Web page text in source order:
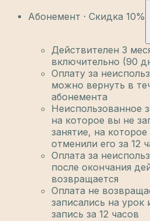
Абонемент · Скидка 10%
Действителен 3
включительно (90
Оплату за
можно вернуть в
абонемента
Неиспользованное
на которое вы не
занятие, на
отменили его за 12
Оплата за
после окончания
возвращается
Оплата не
записались на
запись за 12 часов